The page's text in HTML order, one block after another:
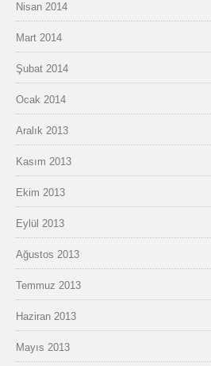
Nisan 2014
Mart 2014
Şubat 2014
Ocak 2014
Aralık 2013
Kasım 2013
Ekim 2013
Eylül 2013
Ağustos 2013
Temmuz 2013
Haziran 2013
Mayıs 2013